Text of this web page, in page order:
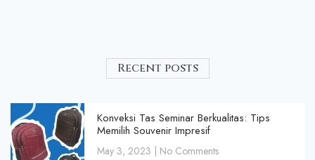
Recent posts
Konveksi Tas Seminar Berkualitas: Tips
Memilih Souvenir Impresif
May 3, 2023 No Comments